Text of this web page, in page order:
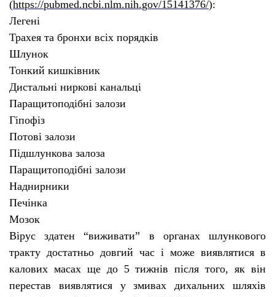
(https://pubmed.ncbi.nlm.nih.gov/15141376/):
Легені
Трахея та бронхи всіх порядків
Шлунок
Тонкий кишківник
Дистальні ниркові канальці
Паращитоподібні залози
Гіпофіз
Потові залози
Підшлункова залоза
Паращитоподібні залози
Наднирники
Печінка
Мозок
Вірус здатен “виживати” в органах шлункового
тракту достатньо довгий час і може виявлятися в
калових масах ще до 5 тижнів після того, як він
перестав виявлятися у змивах дихальних шляхів